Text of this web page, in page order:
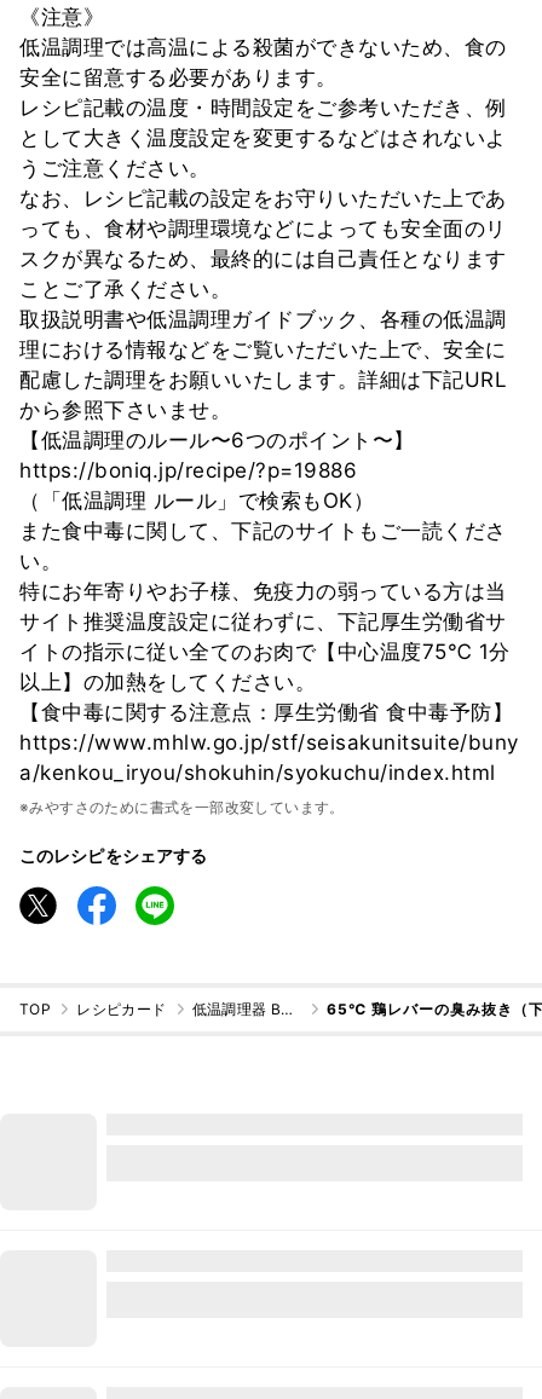
《注意》
低温調理では高温による殺菌ができないため、食の
安全に留意する必要があります。
レシピ記載の温度・時間設定をご参考いただき、例
として大きく温度設定を変更するなどはされないよ
うご注意ください。
なお、レシピ記載の設定をお守りいただいた上であ
っても、食材や調理環境などによっても安全面のリ
スクが異なるため、最終的には自己責任となります
ことご了承ください。
取扱説明書や低温調理ガイドブック、各種の低温調
理における情報などをご覧いただいた上で、安全に
配慮した調理をお願いいたします。詳細は下記URL
から参照下さいませ。
【低温調理のルール〜6つのポイント〜】
https://boniq.jp/recipe/?p=19886
（「低温調理 ルール」で検索もOK）
また食中毒に関して、下記のサイトもご一読くださ
い。
特にお年寄りやお子様、免疫力の弱っている方は当
サイト推奨温度設定に従わずに、下記厚生労働省サ
イトの指示に従い全てのお肉で【中心温度75℃ 1分
以上】の加熱をしてください。
【食中毒に関する注意点：厚生労働省 食中毒予防】
https://www.mhlw.go.jp/stf/seisakunitsuite/buny
a/kenkou_iryou/shokuhin/syokuchu/index.html
※みやすさのために書式を一部改変しています。
このレシピをシェアする
TOP レシピカード 低温調理器 BONIQ（ボニーク） 65℃ 鶏レバーの臭み抜き（